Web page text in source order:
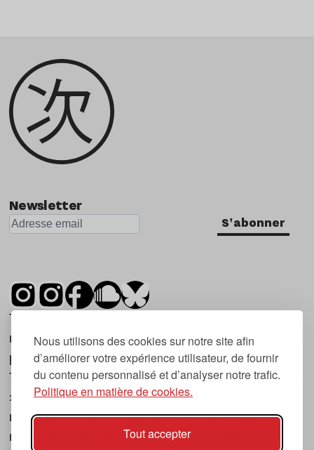
Nous utilisons des cookies sur notre site afin
d’améliorer votre expérience utilisateur, de fournir
du contenu personnalisé et d’analyser notre trafic.
Politique en matière de cookies.
Tout accepter
Newsletter
S'abonner
Tsugi est un mensuel indépendant sur la
musique et les nouvelles tendances, dont la
première parution date de 2007.
Tsugi en japonais signifie « prochain », « suivant
», ce qui correspond à la thématique du
magazine, à l’affût des nouvelles tendances
musicales, qu’elles viennent de la musique